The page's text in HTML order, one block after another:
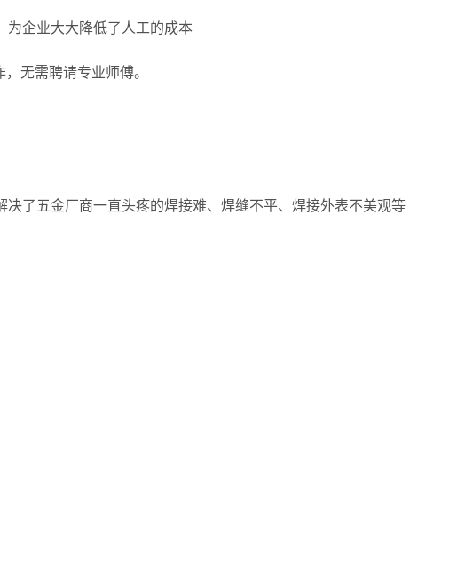
，为企业大大降低了人工的成本
作，无需聘请专业师傅。
了五金厂商一直头疼的焊接难、焊缝不平、焊接外表不美观等